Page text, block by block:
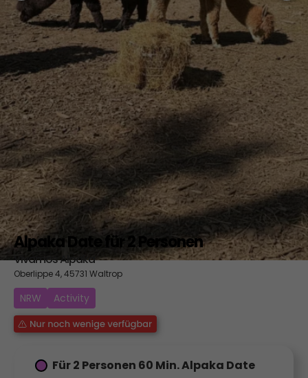
Alpaka Date für 2 Personen
Vivamos Alpaka
Oberlippe 4, 45731 Waltrop
NRW Activity
Für 2 Personen 60 Min. Alpaka Date